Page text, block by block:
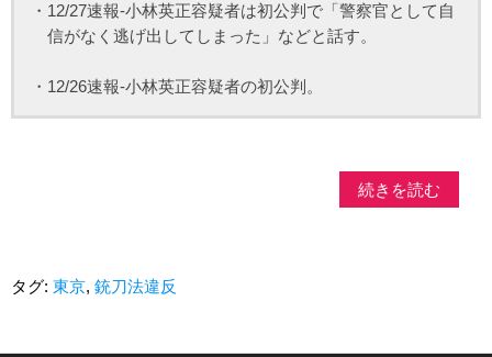
・12/27速報-小林英正容疑者は初公判で「警察官として自
信がなく逃げ出してしまった」などと話す。
・12/26速報-小林英正容疑者の初公判。
続きを読む
タグ: 東京, 銃刀法違反